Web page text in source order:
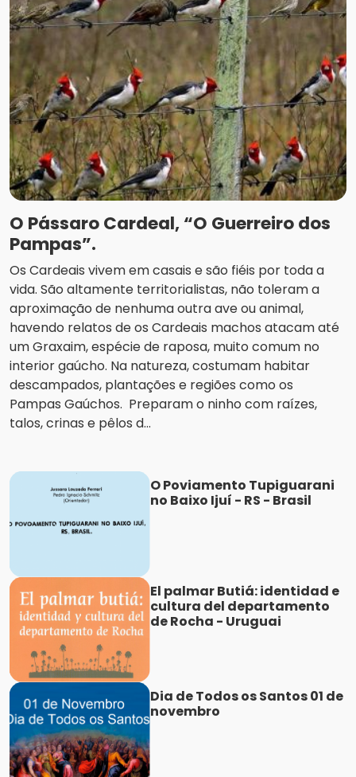
O Pássaro Cardeal, “O Guerreiro dos
Pampas”.
Os Cardeais vivem em casais e são fiéis por toda a
vida. São altamente territorialistas, não toleram a
aproximação de nenhuma outra ave ou animal,
havendo relatos de os Cardeais machos atacam até
um Graxaim, espécie de raposa, muito comum no
interior gaúcho. Na natureza, costumam habitar
descampados, plantações e regiões como os
Pampas Gaúchos. Preparam o ninho com raízes,
talos, crinas e pêlos d...
O Poviamento Tupiguarani
no Baixo Ijuí - RS - Brasil
El palmar Butiá: identidad e
cultura del departamento
de Rocha - Uruguai
Dia de Todos os Santos 01 de
novembro